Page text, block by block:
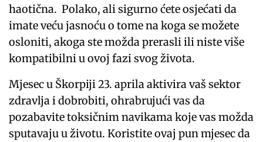
haotična. Polako, ali sigurno ćete osjećati da
imate veću jasnoću o tome na koga se možete
osloniti, akoga ste možda prerasli ili niste više
kompatibilni u ovoj fazi svog života.
Mjesec u Škorpiji 23. aprila aktivira vaš sektor
zdravlja i dobrobiti, ohrabrujući vas da
pozabavite toksičnim navikama koje vas možda
sputavaju u životu. Koristite ovaj pun mjesec da